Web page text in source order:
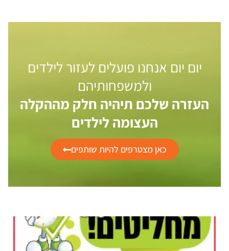
יום יום אנחנו פועלים לעזור לילדים
ולמשפחותיהם
העזרה שלכם תיהיה חלק מההקלה
העצומה לילדים
כאן מצטרפים להיות שותפים